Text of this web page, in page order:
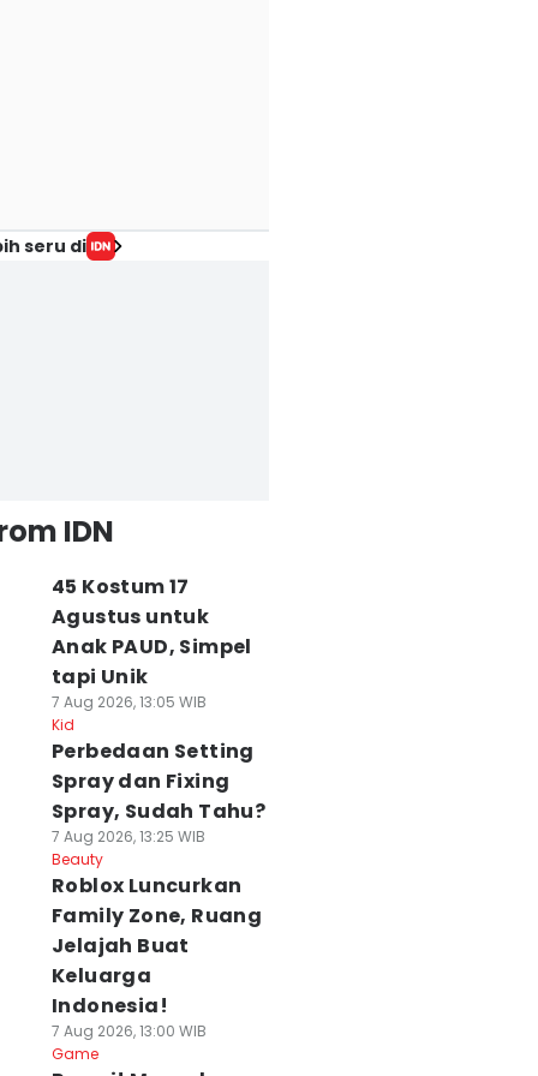
seru di
IDN
45 Kostum 17
Agustus untuk
Anak PAUD, Simpel
tapi Unik
7 Aug 2026, 13:05 WIB
Kid
Perbedaan Setting
Spray dan Fixing
Spray, Sudah Tahu?
7 Aug 2026, 13:25 WIB
Beauty
Roblox Luncurkan
Family Zone, Ruang
Jelajah Buat
Keluarga
Indonesia!
7 Aug 2026, 13:00 WIB
Game